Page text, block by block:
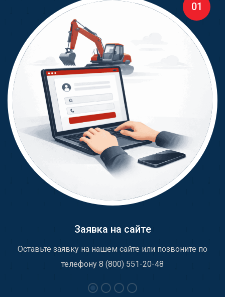
01
Заявка на сайте
Оставьте заявку на нашем сайте или позвоните по
телефону 8 (800) 551-20-48